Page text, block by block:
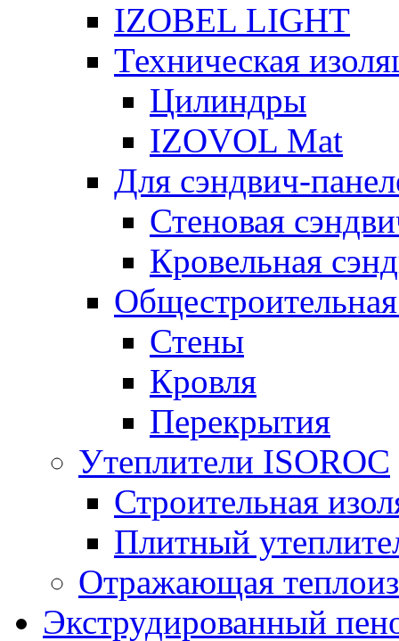
IZOBEL LIGHT
Техническая
Цилиндры
IZOVOL Mat
Для сэндвич-
Стеновая
Кровельная
Стены
Кровля
Перекрытия
Утеплители ISOROC
Строительная
Плитный
Отражающая
Экструдированный